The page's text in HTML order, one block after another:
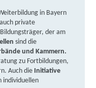
Bayerischen
Straße 22,
in Bayern
private
der am
sind die
und Kammern.
zu Fortbildungen,
Auch die Initiative
individuellen